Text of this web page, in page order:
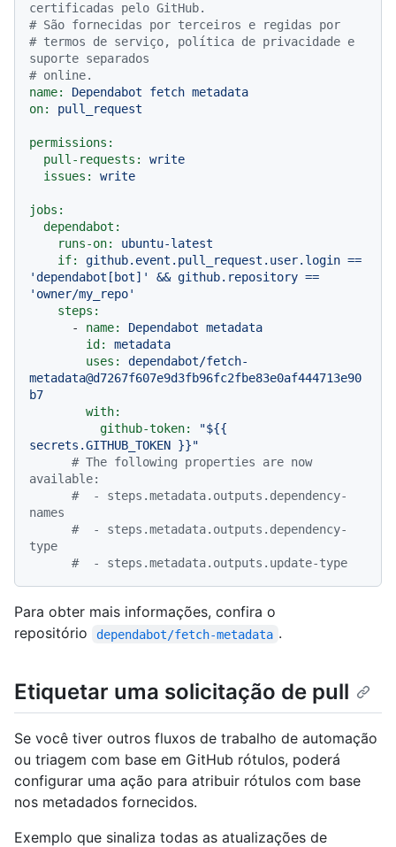
certificadas pelo GitHub.
# São fornecidas por terceiros e regidas por
# termos de serviço, política de privacidade e
suporte separados
# online.
name:
Dependabot fetch metadata
on:
pull_request
permissions:
pull-requests:
write
issues:
write
jobs:
dependabot:
runs-on:
ubuntu-latest
if:
github.event.pull_request.user.login ==
'dependabot[bot]'
&& github.repository ==
'owner/my_repo'
steps:
-
name: Dependabot metadata
id:
metadata
uses:
dependabot/fetch-
metadata@d7267f607e9d3fb96fc2fbe83e0af444713e90
b7
with:
github-token:
"${{
secrets.GITHUB_TOKEN }}"
# The following properties are now
available:
#  - steps.metadata.outputs.dependency-
names
#  - steps.metadata.outputs.dependency-
type
#  - steps.metadata.outputs.update-type
Para obter mais informações, confira o
repositório
dependabot/fetch-metadata .
Etiquetar uma solicitação de pull
Se você tiver outros fluxos de trabalho de automação
ou triagem com base em GitHub rótulos, poderá
configurar uma ação para atribuir rótulos com base
nos metadados fornecidos.
Exemplo que sinaliza todas as atualizações de